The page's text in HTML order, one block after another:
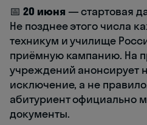
📅 20 июня — стартовая
Не позднее этого числа
техникум и училище
приёмную кампанию. На
учреждений анонсирует
исключение, а не
абитуриент официально
документы.